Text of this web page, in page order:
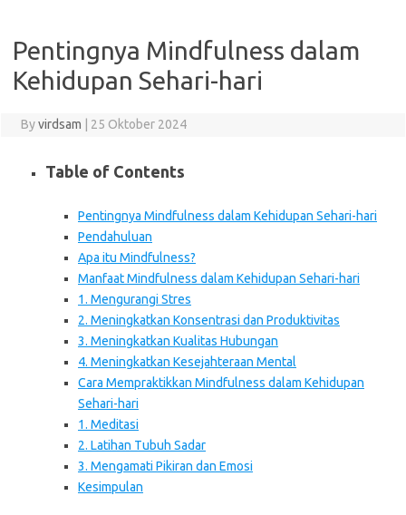
Pentingnya Mindfulness dalam
Kehidupan Sehari-hari
Byvirdsam 25 Oktober 2024
Table of Contents
Pentingnya Mindfulness dalam Kehidupan Sehari-hari
Pendahuluan
Apa itu Mindfulness?
Manfaat Mindfulness dalam Kehidupan Sehari-hari
1. Mengurangi Stres
2. Meningkatkan Konsentrasi dan Produktivitas
3. Meningkatkan Kualitas Hubungan
4. Meningkatkan Kesejahteraan Mental
Cara Mempraktikkan Mindfulness dalam Kehidupan
Sehari-hari
1. Meditasi
2. Latihan Tubuh Sadar
3. Mengamati Pikiran dan Emosi
Kesimpulan